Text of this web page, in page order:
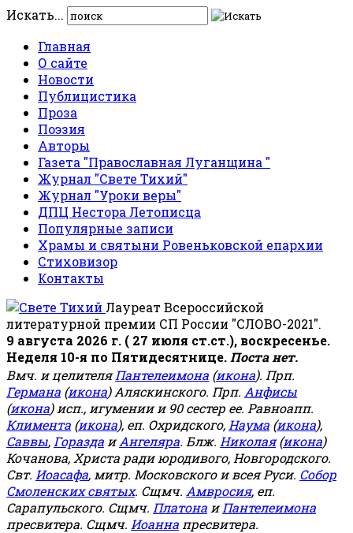
Искать...
Главная
О сайте
Новости
Публицистика
Проза
Поэзия
Авторы
Газета "Православная Луганщина "
Журнал "Свете Тихий"
Журнал "Уроки веры"
ДПЦ Нестора Летописца
Популярные записи
Храмы и святыни Ровеньковской епархии
Стиховизор
Контакты
Лауреат Всероссийской
литературной премии СП России "СЛОВО-2021".
9 августа 2026 г. ( 27 июля ст.ст.), воскресенье.
Неделя 10-я по Пятидесятнице. Поста нет.
Вмч. и целителяПантелеимона (икона). Прп.
Германа (икона) Аляскинского. Прп. Анфисы
(икона) исп., игумении и 90 сестер ее. Равноапп.
Климента (икона), еп. Охридского, Наума (икона),
Саввы, Горазда иАнгеляра. Блж. Николая(икона)
Кочанова, Христа ради юродивого, Новгородского.
Свт. Иоасафа, митр. Московского и всея Руси. Собор
Смоленских святых. Сщмч. Амвросия, еп.
Сарапульского. Сщмч. Платона иПантелеимона
пресвитера. Сщмч. Иоанна пресвитера.